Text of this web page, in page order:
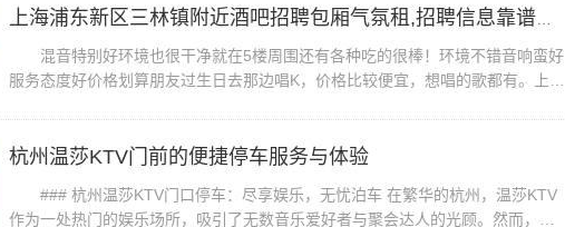
混音特别好环境也很干净就在5楼周围还有各种吃的很棒！环境不错音响蛮好
服务态度好价格划算朋友过生日去那边唱K，价格比较便宜，想唱的歌都有。上海
杭州温莎KTV门前的便捷停车服务与体验
### 杭州温莎KTV门口停车：尽享娱乐，无忧泊车 在繁华的杭州，温莎KTV
作为一处热门的娱乐场所，吸引了无数音乐爱好者与聚会达人的光顾。然而，对